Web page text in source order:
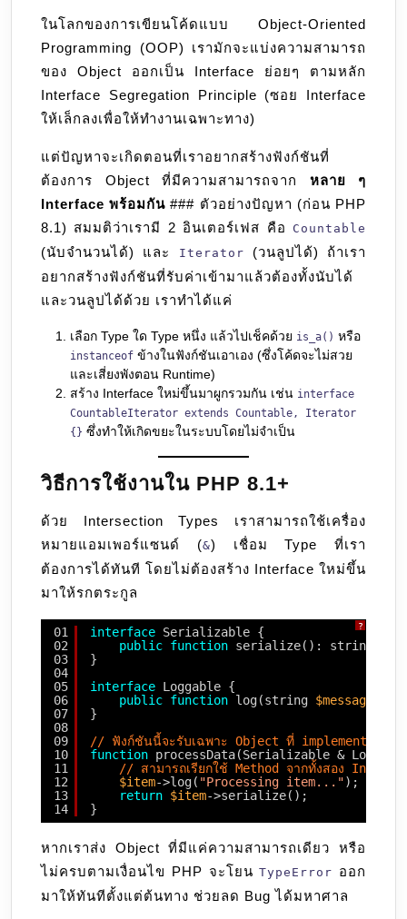
ในโลกของการเขียนโค้ดแบบ Object-Oriented
Programming (OOP) เรามักจะแบ่งความสามารถ
ของ Object ออกเป็น Interface ย่อยๆ ตามหลัก
Interface Segregation Principle (ซอย Interface
ให้เล็กลงเพื่อให้ทำงานเฉพาะทาง)
แต่ปัญหาจะเกิดตอนที่เราอยากสร้างฟังก์ชันที่
ต้องการ Object ที่มีความสามารถจาก หลาย ๆ
Interface พร้อมกัน ### ตัวอย่างปัญหา (ก่อน PHP
8.1) สมมติว่าเรามี 2 อินเตอร์เฟส คือ
Countable
(นับจำนวนได้) และ Iterator (วนลูปได้) ถ้าเรา
อยากสร้างฟังก์ชันที่รับค่าเข้ามาแล้วต้องทั้งนับได้
และวนลูปได้ด้วย เราทำได้แค่
เลือก Type ใด Type หนึ่ง แล้วไปเช็คด้วย is_a() หรือ
instanceof ข้างในฟังก์ชันเอาเอง (ซึ่งโค้ดจะไม่สวย
และเสี่ยงพังตอน Runtime)
สร้าง Interface ใหม่ขึ้นมาผูกรวมกัน เช่น interface
CountableIterator extends Countable, Iterator
{} ซึ่งทำให้เกิดขยะในระบบโดยไม่จำเป็น
วิธีการใช้งานใน PHP 8.1+
ด้วย Intersection Types เราสามารถใช้เครื่อง
หมายแอมเพอร์แซนด์ (&) เชื่อม Type ที่เรา
ต้องการได้ทันที โดยไม่ต้องสร้าง Interface ใหม่ขึ้น
มาให้รกตระกูล
?
01
02
03
04
05
06
07
08
09
10
11
12
13
14
interface Serializable {
public function serialize(): string;
}
interface Loggable {
public function log(string $message
}
// ฟังก์ชันนี้จะรับเฉพาะ Object ที่ implement ทั้ง
function processData(Serializable &
// สามารถเรียกใช้ Method จากทั้งสอง
$item->log( "Processing item...");
return $item->serialize();
}
หากเราส่ง Object ที่มีแค่ความสามารถเดียว หรือ
ไม่ครบตามเงื่อนไข PHP จะโยนTypeError ออก
มาให้ทันทีตั้งแต่ต้นทาง ช่วยลด Bug ได้มหาศาล